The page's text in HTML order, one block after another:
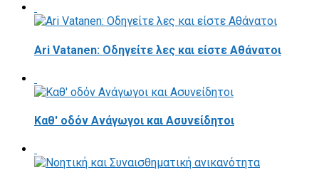
Ari Vatanen: Οδηγείτε λες και είστε Αθάνατοι
Καθ' οδόν Ανάγωγοι και Ασυνείδητοι